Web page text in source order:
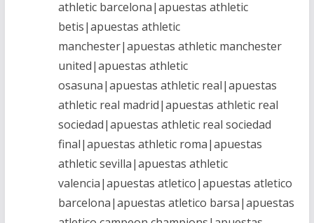
athletic barcelona|apuestas athletic
betis|apuestas athletic
manchester|apuestas athletic manchester
united|apuestas athletic
osasuna|apuestas athletic real|apuestas
athletic real madrid|apuestas athletic real
sociedad|apuestas athletic real sociedad
final|apuestas athletic roma|apuestas
athletic sevilla|apuestas athletic
valencia|apuestas atletico|apuestas atletico
barcelona|apuestas atletico barsa|apuestas